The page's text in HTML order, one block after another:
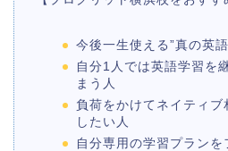
今後一生使える”真の英
自分1人では英語学習を
まう人
負荷をかけてネイティ
したい人
自分専用の学習プラン